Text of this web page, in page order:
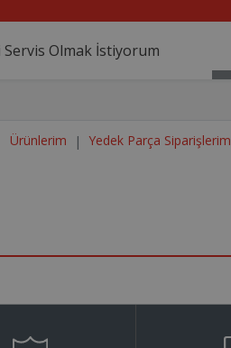
Servis Olmak İstiyorum
Ürünlerim Yedek Parça Siparişlerim